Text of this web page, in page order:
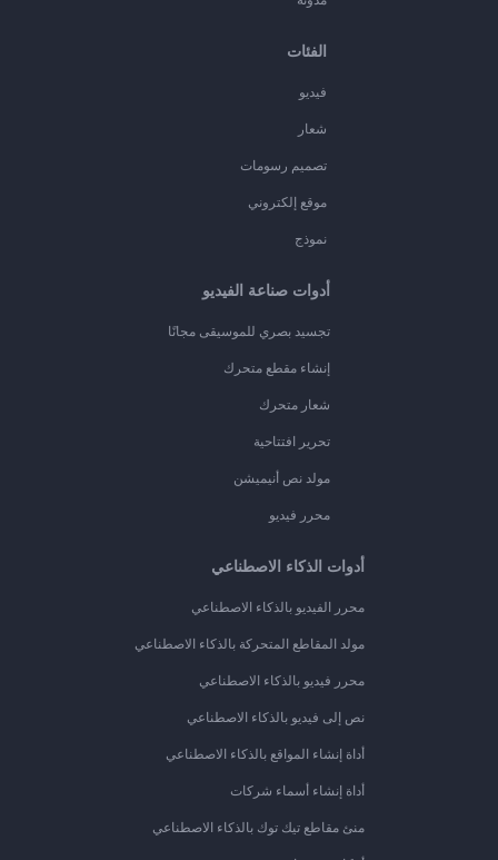
الفئات
فيديو
شعار
تصميم رسومات
موقع إلكتروني
نموذج
أدوات صناعة الفيديو
تجسيد بصري للموسيقى مجانًا
إنشاء مقطع متحرك
شعار متحرك
تحرير افتتاحية
مولد نص أنيميشن
محرر فيديو
أدوات الذكاء الاصطناعي
محرر الفيديو بالذكاء الاصطناعي
مولد المقاطع المتحركة بالذكاء الاصطناعي
محرر فيديو بالذكاء الاصطناعي
نص إلى فيديو بالذكاء الاصطناعي
أداة إنشاء المواقع بالذكاء الاصطناعي
أداة إنشاء أسماء شركات
منئ مقاطع تيك توك بالذكاء الاصطناعي